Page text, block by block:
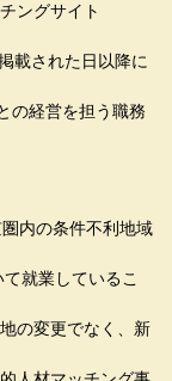
ングサイト
された日以降に
経営を担う職務
内の条件不利地域
就業しているこ
変更でなく、新